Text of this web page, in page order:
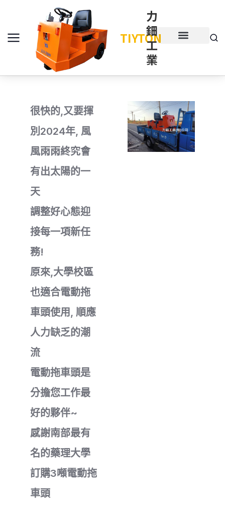
TIYTON
力
鈿
工
業
很快的,又要揮
別2024年, 風
風雨雨終究會
有出太陽的一
天
調整好心態迎
接每一項新任
務!
原來,大學校區
也適合電動拖
車頭使用, 順應
人力缺乏的潮
流
電動拖車頭是
分擔您工作最
好的夥伴~
感謝南部最有
名的藥理大學
訂購3噸電動拖
車頭